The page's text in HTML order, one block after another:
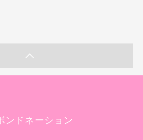
ンドネーション